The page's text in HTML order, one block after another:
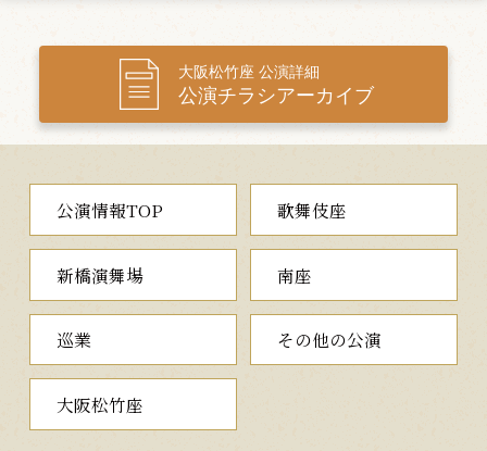
大阪松竹座 公演詳細
公演チラシアーカイブ
公演情報TOP 歌舞伎座
新橋演舞場 南座
巡業 その他の公演
大阪松竹座